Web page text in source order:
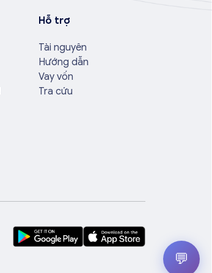
Hỗ trợ
Tài nguyên
Hướng dẫn
Vay vốn
Tra cứu
💬